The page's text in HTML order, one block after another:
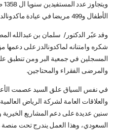
الأطفال و499 مريضا في عيادة ماكدونالدز للقلب.
وقد عبًر الدكتور/ سلمان بن عبدالله
شكره وامتنانه لماكدونالدز على دعمها
المسجلين في جمعية البر ومن تنطبق
والمرضى الفقراء والمحتاجين.
في نفس السياق علق السيد عصمت الأعور
والعلاقات العامة لشركة الرياض العالمية
سنين عديدة على دعم المشاريع الخيرية
السعودي، وهذا العمل يندرج تحت منصة